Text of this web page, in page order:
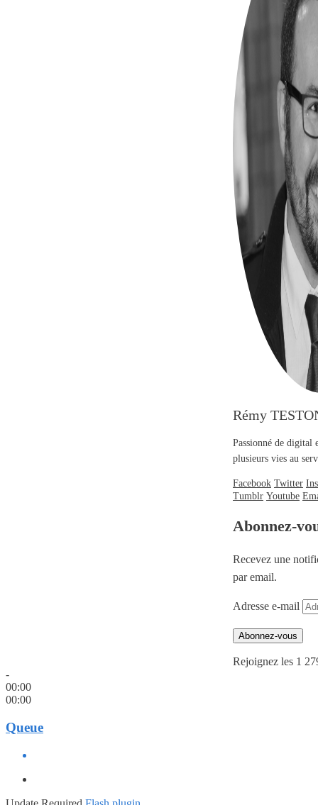
Rémy
Passionné de digital
plusieurs vies au
Facebook Twitter
Tumblr Youtube
Abonnez-
Recevez une
par email.
Adresse e-mail
Abonnez-vous
Rejoignez les 1
-
00:00
00:00
Queue